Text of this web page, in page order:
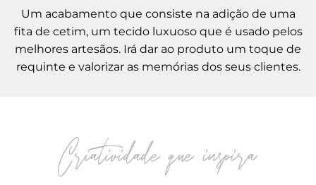
Um acabamento que consiste na adição de uma
fita de cetim, um tecido luxuoso que é usado pelos
melhores artesãos. Irá dar ao produto um toque de
requinte e valorizar as memórias dos seus clientes.
Criatividade que inspira